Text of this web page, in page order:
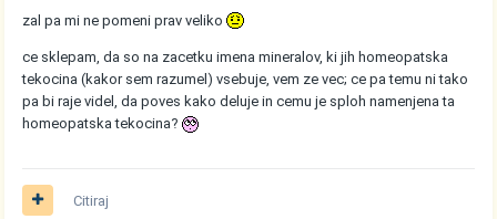
zal pa mi ne pomeni prav veliko
ce sklepam, da so na zacetku imena mineralov, ki jih homeopatska
tekocina (kakor sem razumel) vsebuje, vem ze vec; ce pa temu ni tako
pa bi raje videl, da poves kako deluje in cemu je sploh namenjena ta
homeopatska tekocina?
Citiraj